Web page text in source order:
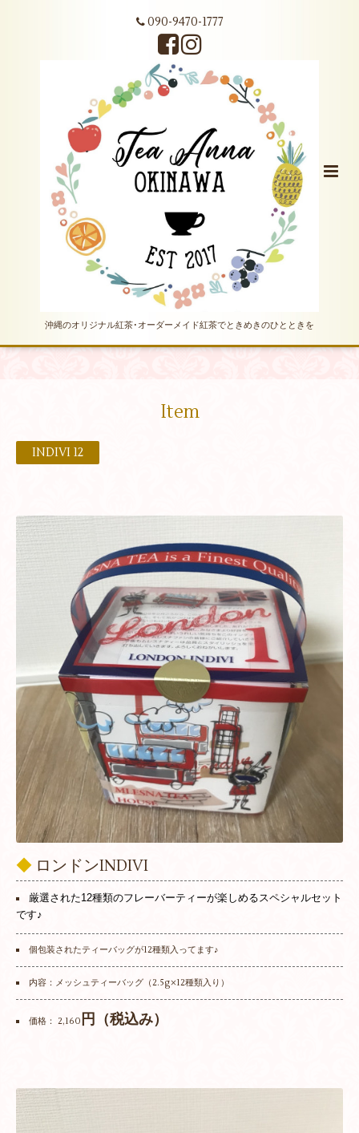
090-9470-1777
沖縄のオリジナル紅茶･オーダーメイド紅茶でときめきのひとときを
Item
INDIVI 12
◆ ロンドンINDIVI
厳選された12種類のフレーバーティーが楽しめるスペシャルセット
です♪
個包装されたティーバッグが12種類入ってます♪
内容：メッシュティーバッグ（2.5g×12種類入り）
価格： 2,160 円（税込み）